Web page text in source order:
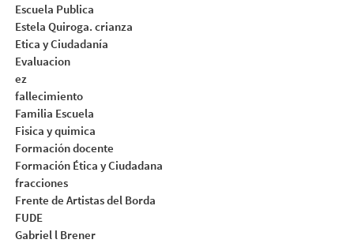
Escuela Publica
Estela Quiroga. crianza
Etica y Ciudadanía
Evaluacion
ez
fallecimiento
Familia Escuela
Fisica y quimica
Formación docente
Formación Ética y Ciudadana
fracciones
Frente de Artistas del Borda
FUDE
Gabriel l Brener